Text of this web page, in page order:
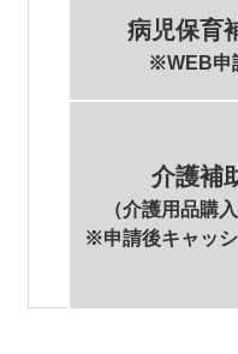
病児保育
※WEB申
介護補
（介護用品購
※申請後キャッ